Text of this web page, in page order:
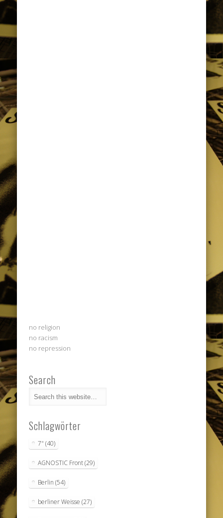
no religion
no racism
no repression
Search
Schlagwörter
7" (40)
AGNOSTIC Front(29)
Berlin (54)
berliner Weisse (27)